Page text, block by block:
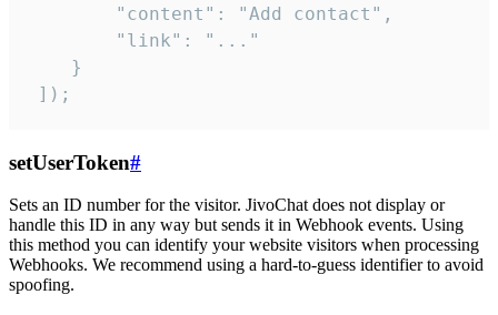
        "content": "Add contact",
        "link": "..."
    }
]);
setUserToken#
Sets an ID number for the visitor. JivoChat does not display or
handle this ID in any way but sends it in Webhook events. Using
this method you can identify your website visitors when processing
Webhooks. We recommend using a hard-to-guess identifier to avoid
spoofing.